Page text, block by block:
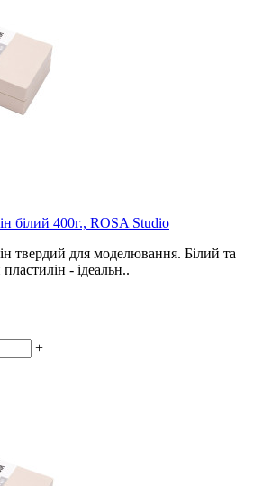
білий 400г., ROSA Studio
твердий для моделювання. Білий та
- ідеальн..
+